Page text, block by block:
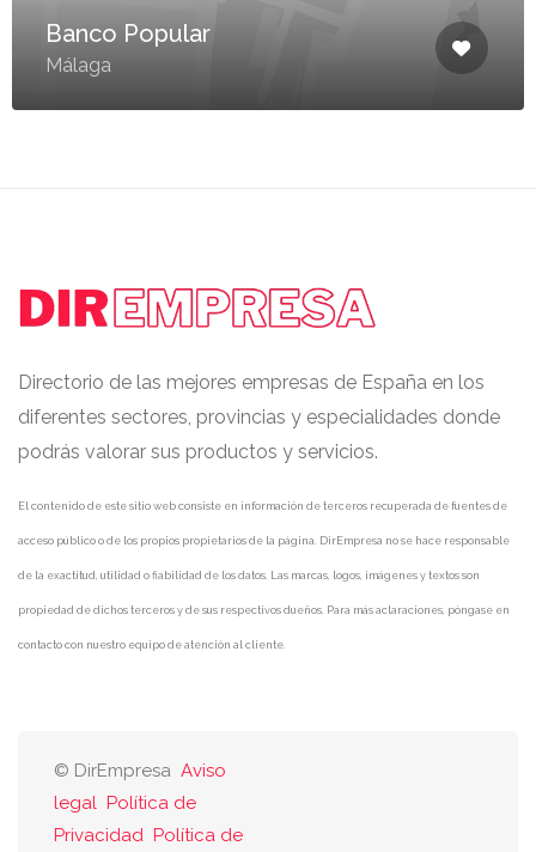
Banco Popular
Málaga
Directorio de las mejores empresas de España en los
diferentes sectores, provincias y especialidades donde
podrás valorar sus productos y servicios.
El contenido de este sitio web consiste en información de terceros recuperada de fuentes de
acceso público o de los propios propietarios de la página. DirEmpresa no se hace responsable
de la exactitud, utilidad o fiabilidad de los datos. Las marcas, logos, imágenes y textos son
propiedad de dichos terceros y de sus respectivos dueños. Para más aclaraciones, póngase en
contacto con nuestro equipo de atención al cliente.
© DirEmpresa Aviso
legal Política de
Privacidad Política de